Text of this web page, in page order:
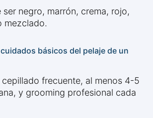
ser negro, marrón, crema, rojo,
mezclado.
básicos del pelaje de un
cepillado frecuente, al menos 4-5
y grooming profesional cada